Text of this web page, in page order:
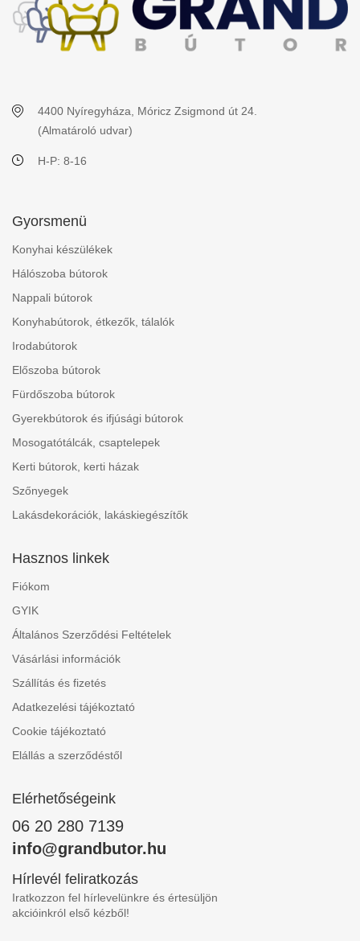
4400 Nyíregyháza, Móricz Zsigmond út 24.
(Almatároló udvar)
H-P: 8-16
Gyorsmenü
Konyhai készülékek
Hálószoba bútorok
Nappali bútorok
Konyhabútorok, étkezők, tálalók
Irodabútorok
Előszoba bútorok
Fürdőszoba bútorok
Gyerekbútorok és ifjúsági bútorok
Mosogatótálcák, csaptelepek
Kerti bútorok, kerti házak
Szőnyegek
Lakásdekorációk, lakáskiegészítők
Hasznos linkek
Fiókom
GYIK
Általános Szerződési Feltételek
Vásárlási információk
Szállítás és fizetés
Adatkezelési tájékoztató
Cookie tájékoztató
Elállás a szerződéstől
Elérhetőségeink
06 20 280 7139
info@grandbutor.hu
Hírlevél feliratkozás
Iratkozzon fel hírlevelünkre és értesüljön
akcióinkról első kézből!